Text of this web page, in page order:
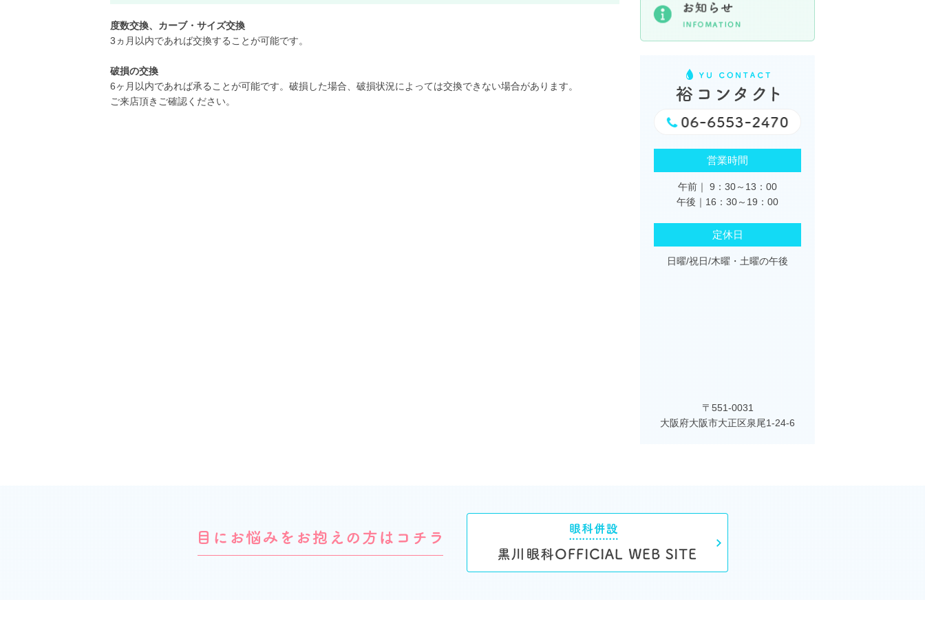
度数交換、カーブ・サイズ交換
3ヵ月以内であれば交換することが可能です。
破損の交換
6ヶ月以内であれば承ることが可能です。破損した場合、破損状況によっては交換できない場合があります。
ご来店頂きご確認ください。
営業時間
午前｜ 9：30～13：00
午後｜16：30～19：00
定休日
日曜/祝日/木曜・土曜の午後
〒551-0031
大阪府大阪市大正区泉尾1-24-6